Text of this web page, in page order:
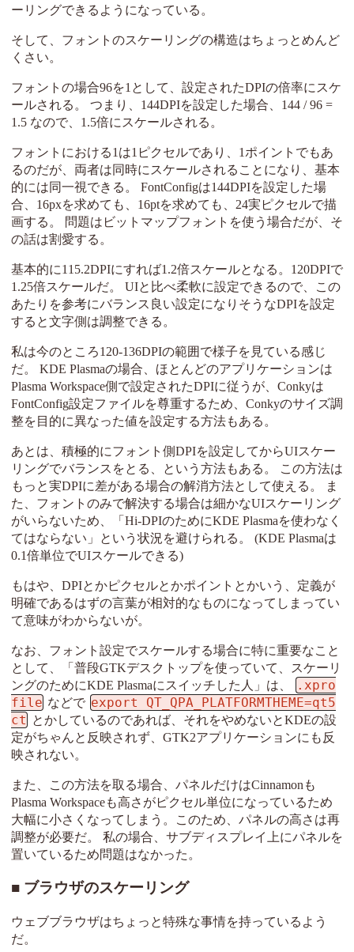
ーリングできるようになっている。
そして、フォントのスケーリングの構造はちょっとめんど
くさい。
フォントの場合96を1として、設定されたDPIの倍率にスケ
ールされる。 つまり、144DPIを設定した場合、144 / 96 =
1.5 なので、1.5倍にスケールされる。
フォントにおける1は1ピクセルであり、1ポイントでもあ
るのだが、両者は同時にスケールされることになり、基本
的には同一視できる。 FontConfigは144DPIを設定した場
合、16pxを求めても、16ptを求めても、24実ピクセルで描
画する。 問題はビットマップフォントを使う場合だが、そ
の話は割愛する。
基本的に115.2DPIにすれば1.2倍スケールとなる。120DPIで
1.25倍スケールだ。 UIと比べ柔軟に設定できるので、この
あたりを参考にバランス良い設定になりそうなDPIを設定
すると文字側は調整できる。
私は今のところ120-136DPIの範囲で様子を見ている感じ
だ。 KDE Plasmaの場合、ほとんどのアプリケーションは
Plasma Workspace側で設定されたDPIに従うが、Conkyは
FontConfig設定ファイルを尊重するため、Conkyのサイズ調
整を目的に異なった値を設定する方法もある。
あとは、積極的にフォント側DPIを設定してからUIスケー
リングでバランスをとる、という方法もある。 この方法は
もっと実DPIに差がある場合の解消方法として使える。 ま
た、フォントのみで解決する場合は細かなUIスケーリング
がいらないため、「Hi-DPIのためにKDE Plasmaを使わなく
てはならない」という状況を避けられる。 (KDE Plasmaは
0.1倍単位でUIスケールできる)
もはや、DPIとかピクセルとかポイントとかいう、定義が
明確であるはずの言葉が相対的なものになってしまってい
て意味がわからないが。
なお、フォント設定でスケールする場合に特に重要なこと
として、「普段GTKデスクトップを使っていて、スケーリ
ングのためにKDE Plasmaにスイッチした人」は、
.xpro
file などで export QT_QPA_PLATFORMTHEME=qt5
ct とかしているのであれば、それをやめないとKDEの設
定がちゃんと反映されず、GTK2アプリケーションにも反
映されない。
また、この方法を取る場合、パネルだけはCinnamonも
Plasma Workspaceも高さがピクセル単位になっているため
大幅に小さくなってしまう。このため、パネルの高さは再
調整が必要だ。 私の場合、サブディスプレイ上にパネルを
置いているため問題はなかった。
ブラウザのスケーリング
ウェブブラウザはちょっと特殊な事情を持っているよう
だ。